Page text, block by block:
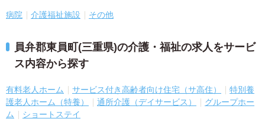
病院 介護福祉施設 その他
員弁郡東員町(三重県)の介護・福祉の求人をサービ
ス内容から探す
有料老人ホーム サービス付き高齢者向け住宅（サ高住）
特別養
護老人ホーム（特養）
通所介護（デイサービス）
グループホー
ム
ショートステイ